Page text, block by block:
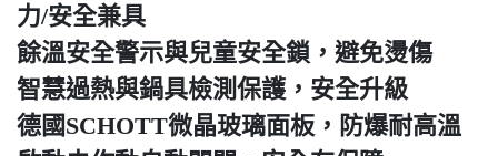
力/安全兼具
餘溫安全警示與兒童安全鎖，避免燙傷
智慧過熱與鍋具檢測保護，安全升級
德國SCHOTT微晶玻璃面板，防爆耐高溫